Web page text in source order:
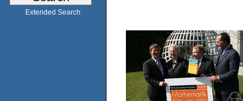
Extended Search